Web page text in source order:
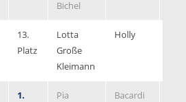
Bichel
13.
Platz
Lotta
Große
Kleimann
Holly
1.
Pia
Bacardi